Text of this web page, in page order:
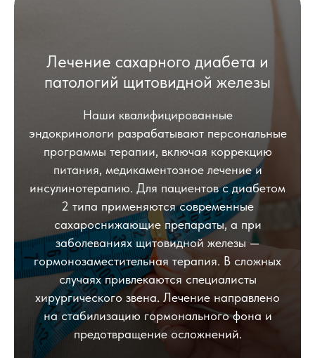
Лечение сахарного диабета и
патологий щитовидной железы
Наши квалифицированные
эндокринологи разрабатывают персональные
программы терапии, включая коррекцию
питания, медикаментозное лечение и
инсулинотерапию. Для пациентов с диабетом
2 типа применяются современные
сахароснижающие препараты, а при
заболеваниях щитовидной железы —
гормонозаместительная терапия. В сложных
случаях привлекаются специалисты
хирургического звена. Лечение направлено
на стабилизацию гормонального фона и
предотвращение осложнений.